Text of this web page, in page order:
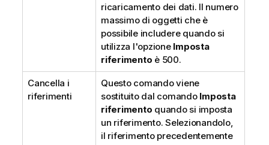
ricaricamento dei dati. Il numero
massimo di oggetti che è
possibile includere quando si
utilizza l'opzione Imposta
riferimento è 500.
Cancella i
riferimenti
Questo comando viene
sostituito dal comando Imposta
riferimento quando si imposta
un riferimento. Selezionandolo,
il riferimento precedentemente